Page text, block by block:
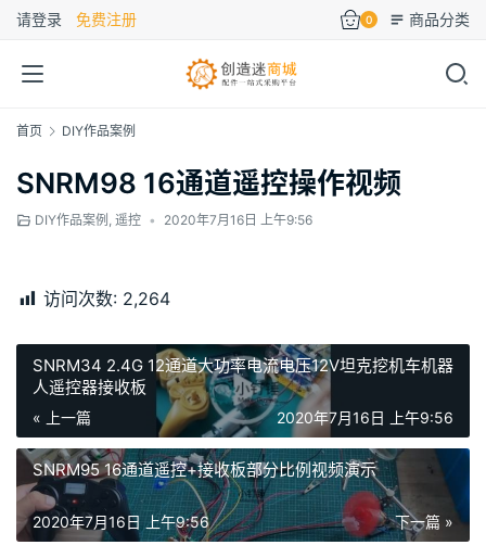
请登录 免费注册 0 商品分类
首页 DIY作品案例
SNRM98 16通道遥控操作视频
DIY作品案例 , 遥控 • 2020年7月16日 上午9:56
访问次数: 2,264
SNRM34 2.4G 12通道大功率电流电压12V坦克挖机车机器
人遥控器接收板
« 上一篇 2020年7月16日 上午9:56
SNRM95 16通道遥控+接收板部分比例视频演示
下一篇 »
2020年7月16日 上午9:56